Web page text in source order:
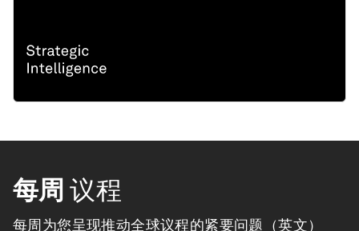
每周 议程
每周为您呈现推动全球议程的紧要问题（英文）